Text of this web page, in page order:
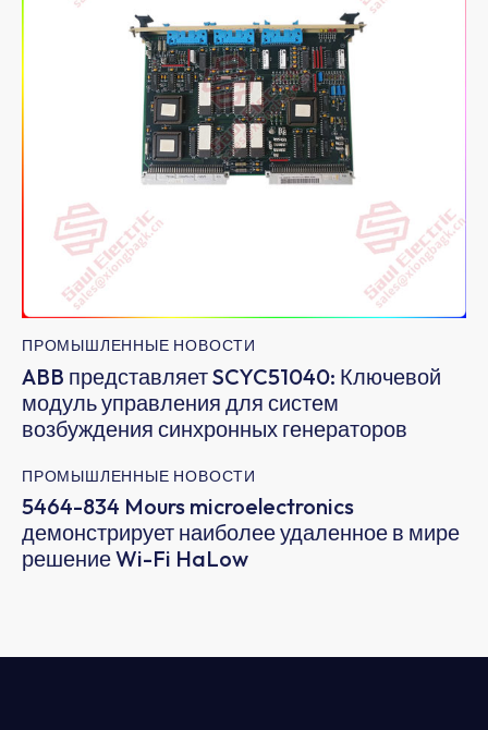
ПРОМЫШЛЕННЫЕ НОВОСТИ
ABB представляет SCYC51040: Ключевой
модуль управления для систем
возбуждения синхронных генераторов
ПРОМЫШЛЕННЫЕ НОВОСТИ
5464-834 Mours microelectronics
демонстрирует наиболее удаленное в мире
решение Wi-Fi HaLow